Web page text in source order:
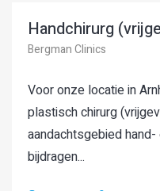
Handchirurg
Bergman Clinics
Voor onze locatie in
plastisch chirurg
aandachtsgebied
bijdragen...